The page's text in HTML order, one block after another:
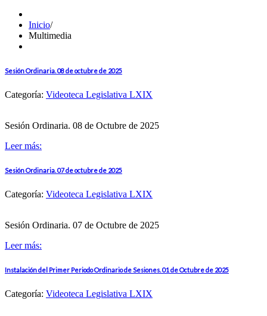
Inicio/
Multimedia
Sesión Ordinaria. 08 de octubre de 2025
Categoría: Videoteca Legislativa LXIX
Sesión Ordinaria. 08 de Octubre de 2025
Leer más:
Sesión Ordinaria. 07 de octubre de 2025
Categoría: Videoteca Legislativa LXIX
Sesión Ordinaria. 07 de Octubre de 2025
Leer más:
Instalación del Primer Periodo Ordinario de Sesiones. 01 de Octubre de 2025
Categoría: Videoteca Legislativa LXIX